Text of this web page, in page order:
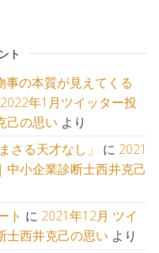
ト
事の本質が見えてくる
2022年1月ツイッター投
己の思い より
さる天才なし」
に 2021
小企業診断士西井克己
ト に 2021年12月 ツイ
士西井克己の思い より